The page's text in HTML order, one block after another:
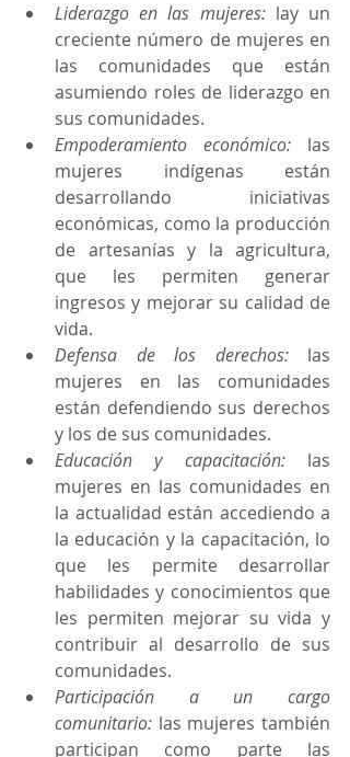
Liderazgo en las mujeres: lay un
creciente número de mujeres en
las comunidades que están
asumiendo roles de liderazgo en
sus comunidades.
Empoderamiento económico: las
mujeres indígenas están
desarrollando iniciativas
económicas, como la producción
de artesanías y la agricultura,
que les permiten generar
ingresos y mejorar su calidad de
vida.
Defensa de los derechos: las
mujeres en las comunidades
están defendiendo sus derechos
y los de sus comunidades.
Educación y capacitación: las
mujeres en las comunidades en
la actualidad están accediendo a
la educación y la capacitación, lo
que les permite desarrollar
habilidades y conocimientos que
les permiten mejorar su vida y
contribuir al desarrollo de sus
comunidades.
Participación a un cargo
comunitario: las mujeres también
participan como parte las